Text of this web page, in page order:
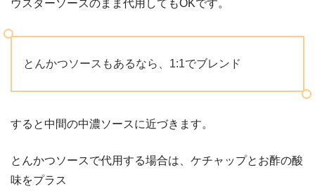
ウスターソースのまま代用してもOKです。
とんかつソースもあるなら、1:1でブレンド
すると中間の中濃ソースに近づきます。
とんかつソースで代用する場合は、ケチャップとお酢の酸
味をプラス